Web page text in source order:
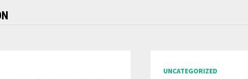
UNCATEGORIZED